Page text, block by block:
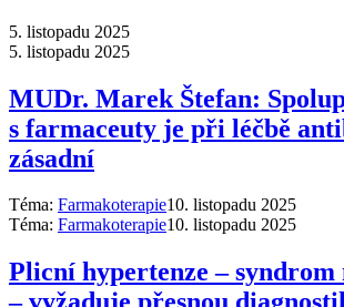
5. listopadu 2025
5. listopadu 2025
MUDr. Marek Štefan:
s farmaceuty je při léčbě
zásadní
Téma: Farmakoterapie10. listopadu 2025
Téma: Farmakoterapie10. listopadu 2025
Plicní hypertenze –⁠